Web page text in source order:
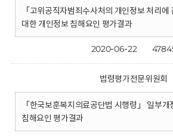
「고위공직자범죄수사처의 개인정보 처리
대한 개인정보 침해요인 평가결과
2020-06-22
법령평가전문위원회
「한국보훈복지의료공단법 시행령」 일부
침해요인 평가결과